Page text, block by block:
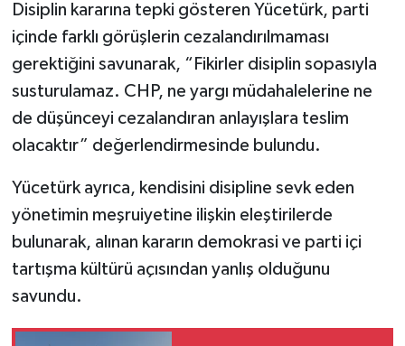
Disiplin kararına tepki gösteren Yücetürk, parti
içinde farklı görüşlerin cezalandırılmaması
gerektiğini savunarak, “Fikirler disiplin sopasıyla
susturulamaz. CHP, ne yargı müdahalelerine ne
de düşünceyi cezalandıran anlayışlara teslim
olacaktır” değerlendirmesinde bulundu.
Yücetürk ayrıca, kendisini disipline sevk eden
yönetimin meşruiyetine ilişkin eleştirilerde
bulunarak, alınan kararın demokrasi ve parti içi
tartışma kültürü açısından yanlış olduğunu
savundu.